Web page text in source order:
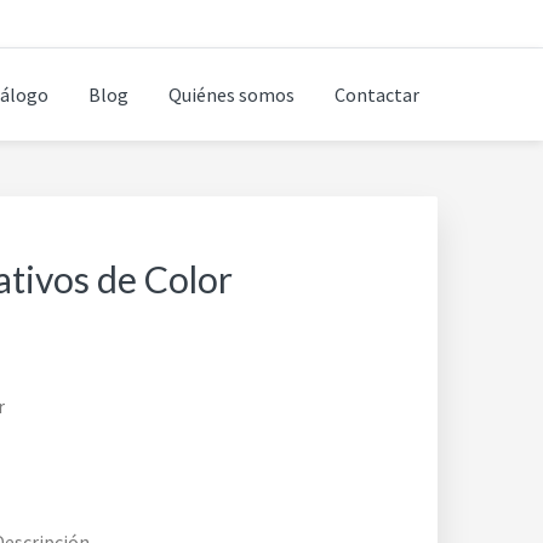
Blog Quiénes somos Contactar
de Color